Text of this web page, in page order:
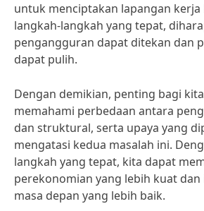
untuk menciptakan lapangan kerja
langkah-langkah yang tepat,
pengangguran dapat ditekan dan
dapat pulih.
Dengan demikian, penting bagi
memahami perbedaan antara
dan struktural, serta upaya yang
mengatasi kedua masalah ini.
langkah yang tepat, kita dapat
perekonomian yang lebih kuat
masa depan yang lebih baik.